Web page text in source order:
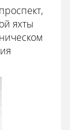
яхты